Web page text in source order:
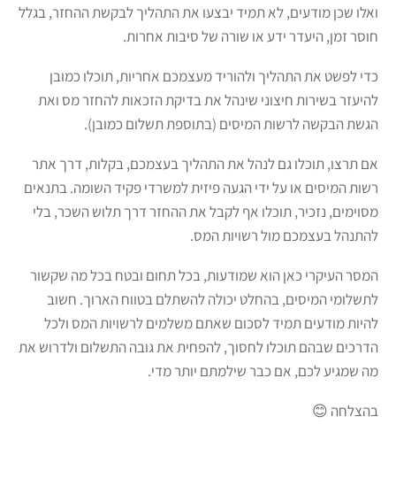
ואלו שכן מודעים, לא תמיד יבצעו את התהליך לבקשת ההחזר, בגלל
חוסר זמן, היעדר ידע או שורה של סיבות אחרות.
כדי לפשט את התהליך ולהוריד מעצמכם אחריות, תוכלו כמובן
להיעזר בשירות חיצוני שינהל את בדיקת הזכאות להחזר מס ואת
הגשת הבקשה לרשות המיסים (בתוספת תשלום כמובן).
אם תרצו, תוכלו גם לנהל את התהליך בעצמכם, בקלות, דרך אתר
רשות המיסים או על ידי הגעה פיזית למשרדי פקיד השומה. בתנאים
מסוימים, נזכיר, תוכלו אף לקבל את ההחזר דרך תלוש השכר, בלי
להתנהל בעצמכם מול רשויות המס.
המסר העיקרי כאן הוא שמודעות, בכל תחום ובטח בכל מה שקשור
לתשלומי המיסים, בהחלט יכולה להשתלם בטווח הארוך. חשוב
להיות מודעים תמיד לסכום שאתם משלמים לרשויות המס ולכל
הדרכים שבהם תוכלו לחסוך, להפחית את גובה התשלום ולדרוש את
מה שמגיע לכם, אם כבר שילמתם יותר מדי.
בהצלחה 😊